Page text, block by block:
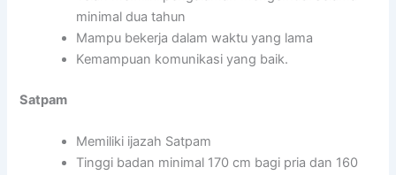
minimal dua tahun
Mampu bekerja dalam waktu yang lama
Kemampuan komunikasi yang baik.
Satpam
Memiliki ijazah Satpam
Tinggi badan minimal 170 cm bagi pria dan 160